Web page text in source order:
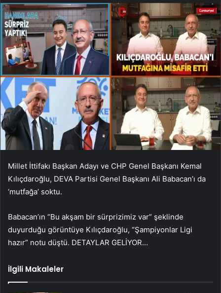
Millet İttifakı Başkan Adayı ve CHP Genel Başkanı Kemal
Kılıçdaroğlu, DEVA Partisi Genel Başkanı Ali Babacan’ı da
‘mutfağa’ soktu.
Babacan’ın “Bu akşam bir sürprizimiz var” şeklinde
duyurduğu görüntüye Kılıçdaroğlu, “Şampiyonlar Ligi
hazır” notu düştü. DETAYLAR GELİYOR…
İlgili Makaleler